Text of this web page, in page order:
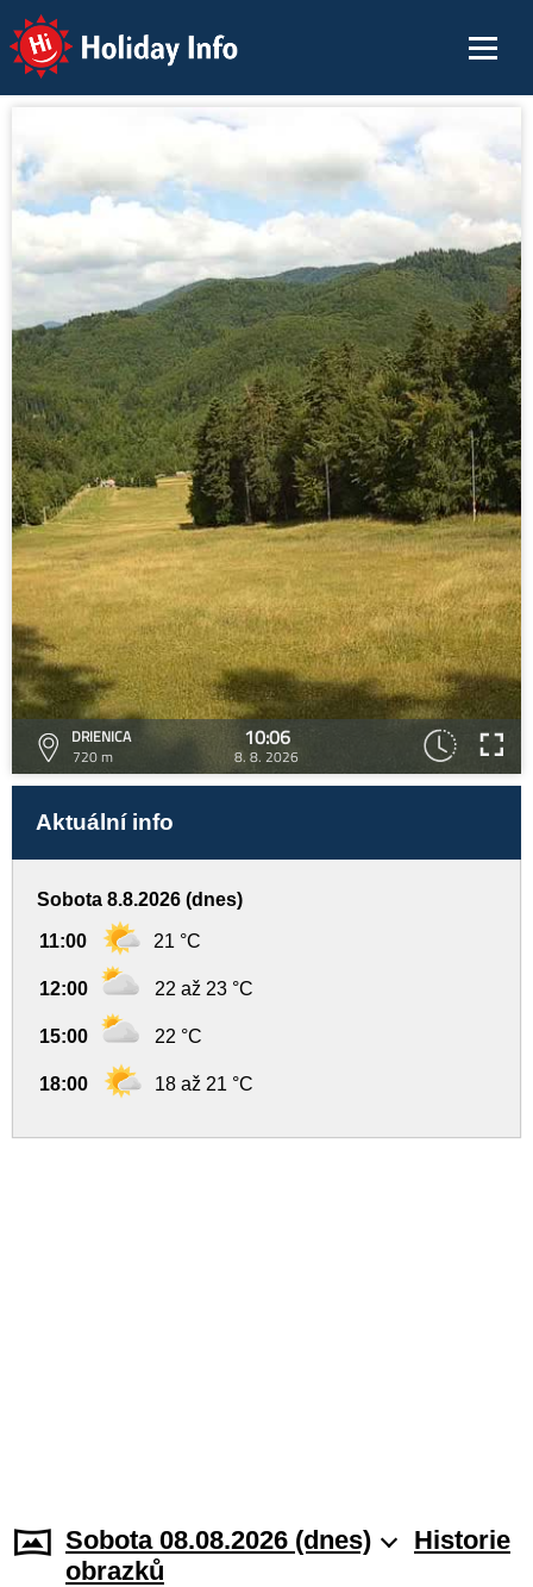
Holiday Info
DRIENICA
720 m
10:06
8. 8. 2026
Aktuální info
Sobota 8.8.2026 (dnes)
11:00 21 °C
12:00 22 až 23 °C
15:00 22 °C
18:00 18 až 21 °C
Sobota 08.08.2026 (dnes)
Historie
obrazků